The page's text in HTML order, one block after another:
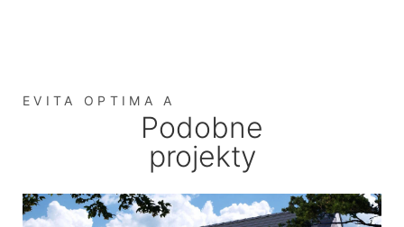
EVITA OPTIMA A
Podobne
projekty